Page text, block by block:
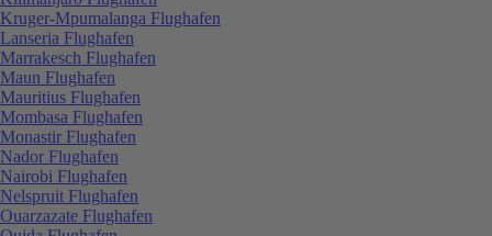
Kruger-Mpumalanga Flughafen
Lanseria Flughafen
Marrakesch Flughafen
Maun Flughafen
Mauritius Flughafen
Mombasa Flughafen
Monastir Flughafen
Nador Flughafen
Nairobi Flughafen
Nelspruit Flughafen
Ouarzazate Flughafen